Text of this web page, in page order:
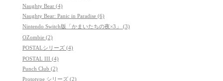
Naughty Bear (4)
Naughty Bear: Panic in Paradise (6)
Nintendo Switch版「かまいたちの夜×3」 (3)
OZombie (2)
POSTALシリーズ (4)
POSTAL III (4)
Punch Club (2)
Prototype シリーズ (2)